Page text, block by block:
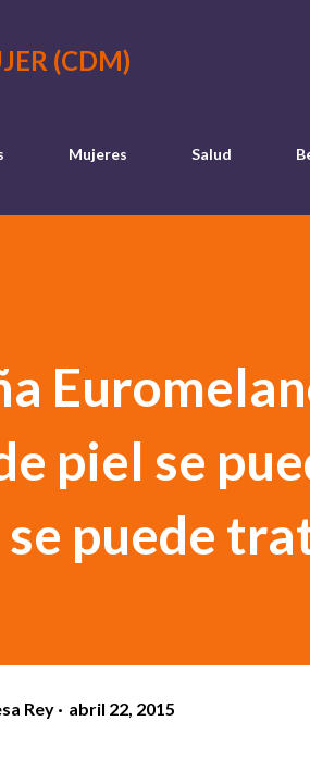
(CDM)
Mujeres Salud
piel se
puede
Rey abril 22, 2015